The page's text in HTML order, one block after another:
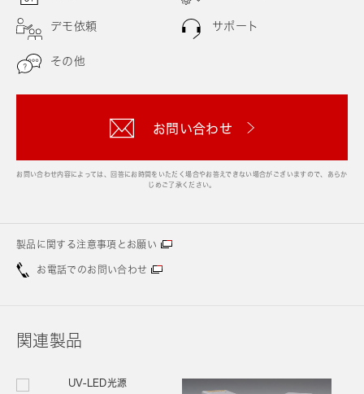
デモ依頼 サポート
その他
お問い合わせ
お問い合わせ内容によっては、回答にお時間をいただく場合やお答えできない場合がございますので、あらか
じめご了承ください。
製品に関する注意事項とお願い
お電話でのお問い合わせ
関連製品